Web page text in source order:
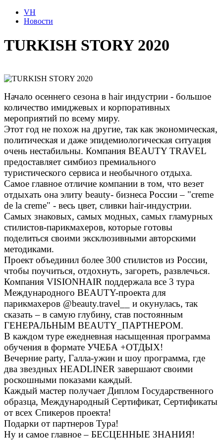
VH
Новости
TURKISH STORY 2020
Начало осеннего сезона в hair индустрии - большое
количество имиджевых и корпоративных
мероприятий по всему миру.
Этот год не похож на другие, так как экономическая,
политическая и даже эпидемиологическая ситуация
очень нестабильны. Компания BEAUTY TRAVEL
предоставляет симбиоз премиального
туристического сервиса и необычного отдыха.
Самое главное отличие компании в том, что везет
отдыхать она элиту beauty- бизнеса России – "creme
de la creme" - весь цвет, сливки hair-индустрии.
Самых знаковых, самых модных, самых гламурных
стилистов-парикмахеров, которые готовы
поделиться своими эксклюзивными авторскими
методиками.
Проект объединил более 300 стилистов из России,
чтобы поучиться, отдохнуть, загореть, развлечься.
Компания VISIONHAIR поддержала все 3 тура
Международного BEAUTY-проекта для
парикмахеров @beauty.travel__
и окунулась, так
сказать – в самую глубину, став постоянным
ГЕНЕРАЛЬНЫМ BEAUTY_ПАРТНЕРОМ.
В каждом туре ежедневная насыщенная программа
обучения в формате УЧЕБА +ОТДЫХ!
Вечерние party, Галла-ужин и шоу программа, где
два звездных HEADLINER завершают своими
роскошными показами каждый.
Каждый мастер получает Диплом Государственного
образца, Международный Сертификат, Сертификаты
от всех Спикеров проекта!
Подарки от партнеров Тура!
Ну и самое главное – БЕСЦЕННЫЕ ЗНАНИЯ!